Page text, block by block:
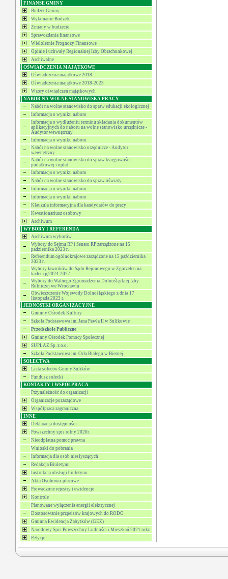
FINANSE GMINY
Budżet Gminy
Wykonanie Budżetu
Zmiany w budżecie
Sprawozdania finansowe
Wieloletnie Prognozy Finansowe
Opinie i uchwały Regionalnej Izby Obrachunkowej
Archiwalne
OŚWIADCZENIA MAJĄTKOWE
Oświadczenia majątkowe 2018
Oświadczenia majątkowe 2018-2023
Wzory oświadczeń majątkowych
NABÓR NA WOLNE STANOWISKA PRACY
Nabór na wolne stanowisko do spraw edukacji ekologicznej
Informacja o wyniku naboru
Informacja o wydłużeniu terminu składania dokumentów
aplikacyjnych do naboru na wolne stanowisko urzędnicze -
Audytor wewnętrzny
Informacja o wyniku naboru
Nabór na wolne stanowisko urzędnicze - Audytor
wewnętrzny
Nabór na wolne stanowisko do spraw księgowości
podatkowej i opłat
Informacja o wyniku naboru
Nabór na wolne stanowisko do spraw oświaty
Informacja o wyniku naboru
Informacja o wyniku naboru
Klauzula informacyjna dla kandydatów do pracy
Kwestionariusz osobowy
Archiwum
WYBORY I REFERENDA
Archiwum wyborów
Wybory do Sejmu RP i Senatu RP zarządzone na 15
padziernika 2023 r.
Referendum ogólnokrajowe zarządzone na 15 października
2023 r.
Wybory ławników do Sądu Rejonowego w Zgorzelcu na
kadencję2024-2027
Wybory do Walnego Zgromadzenia Dolnośląskiej Izby
Rolniczej we Wrocławiu
Obwieszczenie Wojewody Dolnośląskiego z dnia 17
listopada 2023 r.
JEDNOSTKI ORGANIZACYJNE
Gminny Ośrodek Kultury
Szkoła Podstawowa im. Jana Pawła II w Sulikowie
Przedszkole Publiczne
Gminny Ośrodek Pomocy Społecznej
SUPLAZ Sp. z o.o.
Szkoła Podstawowa im. Orła Białego w Biernej
SOŁECTWA
Lista sołectw Gminy Sulików
Fundusz sołecki
KONTAKTY I WSPÓŁPRACA
Przynależność do organizacji
Organizacje pozarządowe
Współpraca zagraniczna
INNE
Deklaracja dostępności
Powszechny spis rolny 2020r.
Nieodpłatna pomoc prawna
Wnioski do pobrania
Informacja dla osób niesłyszących
Redakcja Biuletynu
Instrukcja obsługi biuletynu
Akta Osobowo-płacowe
Prowadzone rejestry i ewidencje
Kontrole
Planowane wyłączenia energii elektrycznej
Dostosowanie przpeisów krajowych do RODO
Gminna Ewidencja Zabytków (GEZ)
Narodowy Spis Powszechny Ludności i Mieszkań 2021 roku
Petycje